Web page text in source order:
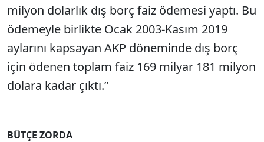
milyon dolarlık dış borç faiz ödemesi yaptı. Bu
ödemeyle birlikte Ocak 2003-Kasım 2019
aylarını kapsayan AKP döneminde dış borç
için ödenen toplam faiz 169 milyar 181 milyon
dolara kadar çıktı.”
BÜTÇE ZORDA